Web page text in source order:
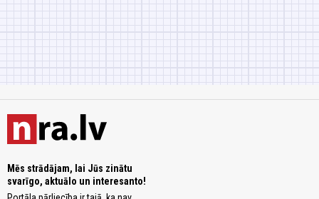
Mēs strādājam, lai Jūs zinātu
svarīgo, aktuālo un interesanto!